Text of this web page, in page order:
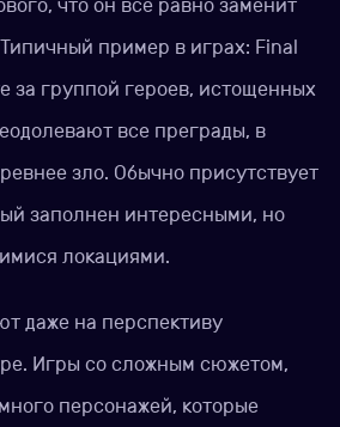
что он всё равно заменит
пример в играх: Final
за группой героев, истощенных
все преграды, в
зло. Обычно присутствует
заполнен интересными, но
локациями.
даже на перспективу
Игры со сложным сюжетом,
персонажей, которые